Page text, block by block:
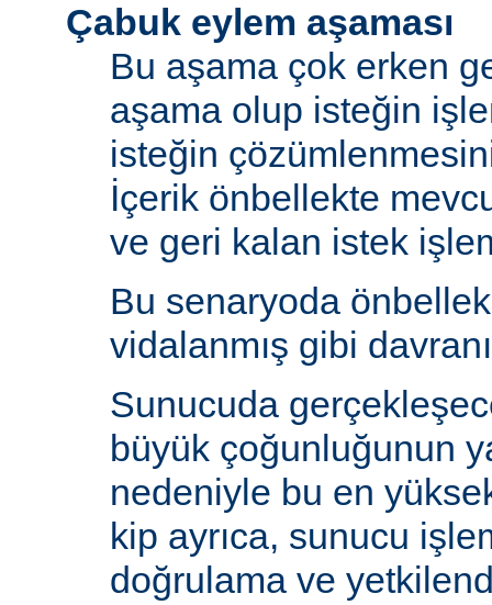
Çabuk eylem aşaması
Bu aşama çok erken
aşama olup isteğin
isteğin
İçerik önbellekte
ve geri kalan istek
Bu senaryoda
vidalanmış gibi
Sunucuda
büyük çoğunluğunun
nedeniyle bu en
kip ayrıca, sunucu
doğrulama ve